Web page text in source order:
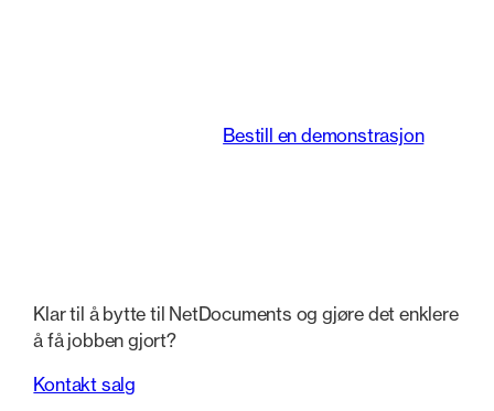
Bestill en demonstrasjon
Klar til å bytte til NetDocuments og gjøre det enklere
å få jobben gjort?
Kontakt salg